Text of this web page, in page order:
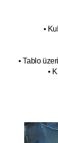
•
• Tablo
•